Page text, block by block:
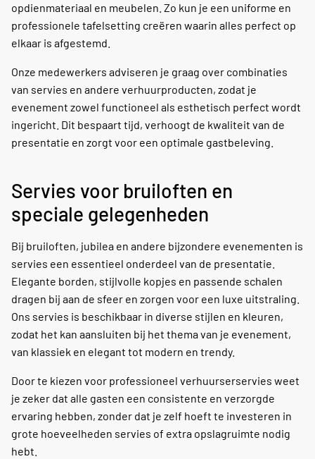
opdienmateriaal en meubelen. Zo kun je een uniforme en
professionele tafelsetting creëren waarin alles perfect op
elkaar is afgestemd.
Onze medewerkers adviseren je graag over combinaties
van servies en andere verhuurproducten, zodat je
evenement zowel functioneel als esthetisch perfect wordt
ingericht. Dit bespaart tijd, verhoogt de kwaliteit van de
presentatie en zorgt voor een optimale gastbeleving.
Servies voor bruiloften en
speciale gelegenheden
Bij bruiloften, jubilea en andere bijzondere evenementen is
servies een essentieel onderdeel van de presentatie.
Elegante borden, stijlvolle kopjes en passende schalen
dragen bij aan de sfeer en zorgen voor een luxe uitstraling.
Ons servies is beschikbaar in diverse stijlen en kleuren,
zodat het kan aansluiten bij het thema van je evenement,
van klassiek en elegant tot modern en trendy.
Door te kiezen voor professioneel verhuurserservies weet
je zeker dat alle gasten een consistente en verzorgde
ervaring hebben, zonder dat je zelf hoeft te investeren in
grote hoeveelheden servies of extra opslagruimte nodig
hebt.